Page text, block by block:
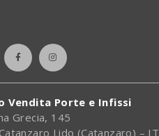
Vendita Porte e Infissi
Grecia, 145
Lido (Catanzaro) – IT